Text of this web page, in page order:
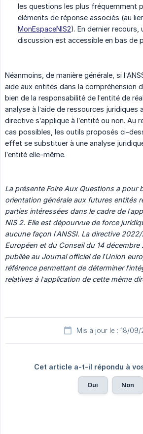
les questions les plus fréquemment
éléments de réponse associés (au
MonEspaceNIS2). En dernier recours,
discussion est accessible en bas de
Néanmoins, de manière générale, si
aide aux entités dans la compréhension
bien de la responsabilité de l’entité de
analyse à l’aide de ressources juridiques
directive s’applique à l’entité ou non. Au
cas possibles, les outils proposés ci-
effet se substituer à une analyse
l’entité elle-même.
La présente Foire Aux Questions a pour
orientation générale aux futures entités
parties intéressées dans le cadre de
NIS 2. Elle est dépourvue de force
aucune façon l’ANSSI. La directive
Européen et du Conseil du 14 décembre
publiée au Journal officiel de l’Union
référence permettant de déterminer
relatives à l’application de cette même
Mis à jour le : 18/09/
Cet article a-t-il répondu à
Oui Non